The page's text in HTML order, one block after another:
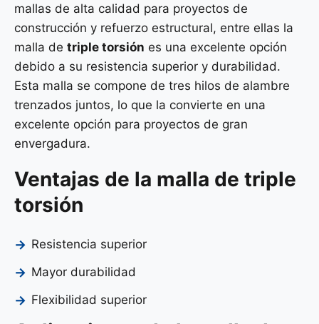
mallas de alta calidad para proyectos de
construcción y refuerzo estructural, entre ellas la
malla de triple torsión es una excelente opción
debido a su resistencia superior y durabilidad.
Esta malla se compone de tres hilos de alambre
trenzados juntos, lo que la convierte en una
excelente opción para proyectos de gran
envergadura.
Ventajas de la malla de triple
torsión
Resistencia superior
Mayor durabilidad
Flexibilidad superior